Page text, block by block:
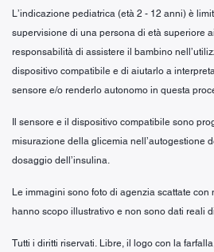
L’indicazione pediatrica (età 2 - 12 anni) è
supervisione di una persona di età superiore
responsabilità di assistere il bambino
dispositivo compatibile e di aiutarlo a
sensore e/o renderlo autonomo in questa
Il sensore e il dispositivo compatibile sono
misurazione della glicemia nell’autogestione
dosaggio dell’insulina.
Le immagini sono foto di agenzia scattate
hanno scopo illustrativo e non sono dati reali
Tutti i diritti riservati. Libre, il logo con la